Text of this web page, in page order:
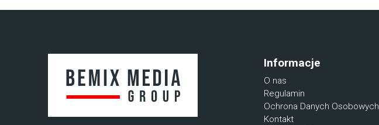
Informacje
O nas
Regulamin
Ochrona Danych Osobowych
Kontakt